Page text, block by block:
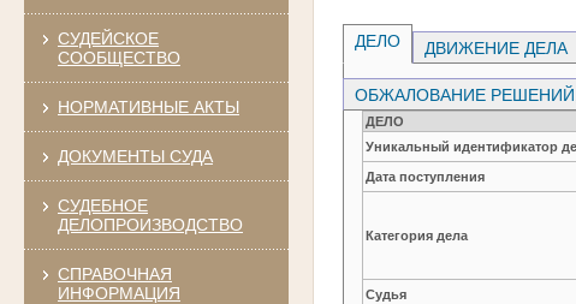
СУДЕЙСКОЕ
СООБЩЕСТВО
НОРМАТИВНЫЕ АКТЫ
ДОКУМЕНТЫ СУДА
СУДЕБНОЕ
ДЕЛОПРОИЗВОДСТВО
СПРАВОЧНАЯ
ИНФОРМАЦИЯ
ДЕЛО ДВИЖЕНИЕ ДЕЛА
ОБЖАЛОВАНИЕ
ДЕЛО
Уникальный идентификатор
Дата поступления
Категория дела
Судья